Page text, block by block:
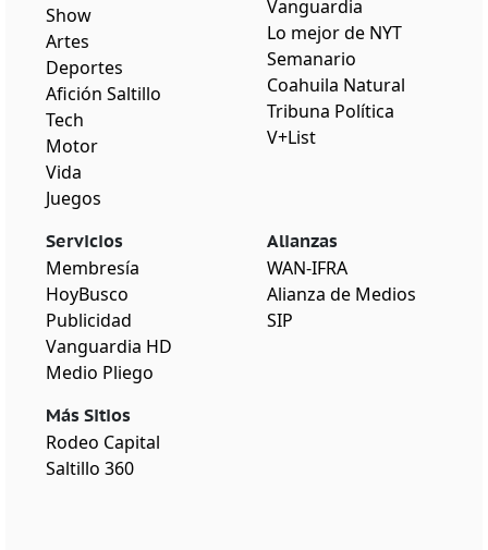
Show
Artes
Deportes
Afición Saltillo
Tech
Motor
Vida
Juegos
Vanguardia
Lo mejor de NYT
Semanario
Coahuila Natural
Tribuna Política
V+List
Servicios
Membresía
HoyBusco
Publicidad
Vanguardia HD
Medio Pliego
Más Sitios
Rodeo Capital
Saltillo 360
Alianzas
WAN-IFRA
Alianza de Medios
SIP